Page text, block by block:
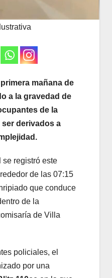
mañana de
a la gravedad de
de la
derivados a
se registró este
de las 07:15
que conduce
de la
de Villa
policiales, el
por una